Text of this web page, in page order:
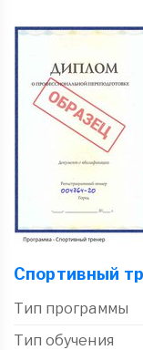
Спортивный
Тип программы
Тип обучения